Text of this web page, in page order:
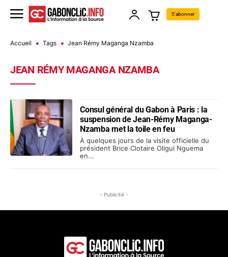
S'abonner
Accueil Tags Jean Rémy Maganga Nzamba
JEAN RÉMY MAGANGA NZAMBA
Consul général du Gabon à Paris : la
suspension de Jean-Rémy Maganga-
Nzamba met la toile en feu
À quelques jours de la visite officielle du
président Brice Clotaire Oligui Nguema
en...
- Publicité -